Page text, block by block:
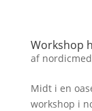
Workshop
af
Midt i en
workshop i